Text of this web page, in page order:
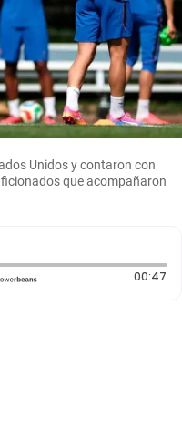
Unidos y contaron con
que acompañaron
0 segundos 00:47